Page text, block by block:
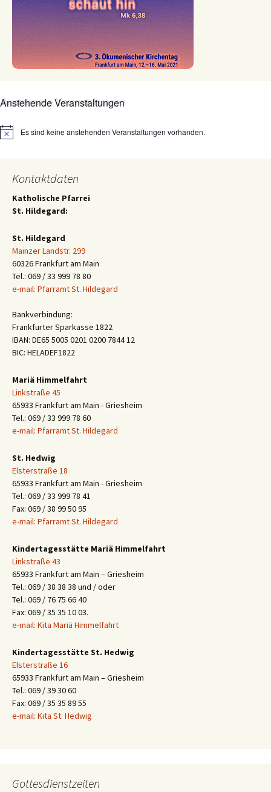
Anstehende Veranstaltungen
HinweisEs sind keine anstehenden Veranstaltungen vorhanden.
Kontaktdaten
Katholische Pfarrei
St. Hildegard:
St. Hildegard
Mainzer Landstr. 299
60326 Frankfurt am Main
Tel.: 069 / 33 999 78 80
e-mail: Pfarramt St. Hildegard
Bankverbindung:
Frankfurter Sparkasse 1822
IBAN: DE65 5005 0201 0200 7844 12
BIC: HELADEF1822
Mariä Himmelfahrt
Linkstraße 45
65933 Frankfurt am Main - Griesheim
Tel.: 069 / 33 999 78 60
e-mail: Pfarramt St. Hildegard
St. Hedwig
Elsterstraße 18
65933 Frankfurt am Main - Griesheim
Tel.: 069 / 33 999 78 41
Fax: 069 / 38 99 50 95
e-mail: Pfarramt St. Hildegard
Kindertagesstätte Mariä Himmelfahrt
Linkstraße 43
65933 Frankfurt am Main – Griesheim
Tel.: 069 / 38 38 38 und / oder
Tel.: 069 / 76 75 66 40
Fax: 069 / 35 35 10 03.
e-mail: Kita Mariä Himmelfahrt
Kindertagesstätte St. Hedwig
Elsterstraße 16
65933 Frankfurt am Main – Griesheim
Tel.: 069 / 39 30 60
Fax: 069 / 35 35 89 55
e-mail: Kita St. Hedwig
Gottesdienstzeiten